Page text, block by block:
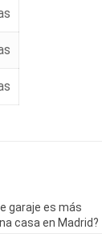
garaje es más
casa en Madrid?